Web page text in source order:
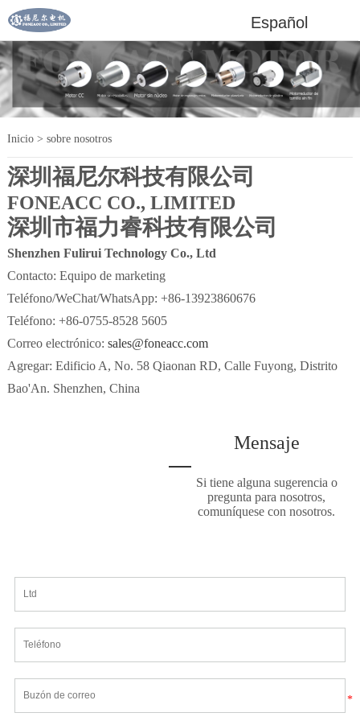
Español
Inicio> sobre nosotros
深圳福尼尔科技有限公司
FONEACC CO., LIMITED
深圳市福力睿科技有限公司
Shenzhen Fulirui Technology Co., Ltd
Contacto: Equipo de marketing
Teléfono/WeChat/WhatsApp: +86-13923860676
Teléfono: +86-0755-8528 5605
Correo electrónico: sales@foneacc.com
Agregar: Edificio A, No. 58 Qiaonan RD, Calle Fuyong, Distrito
Bao'An. Shenzhen, China
Mensaje
Si tiene alguna sugerencia o
pregunta para nosotros,
comuníquese con nosotros.
*